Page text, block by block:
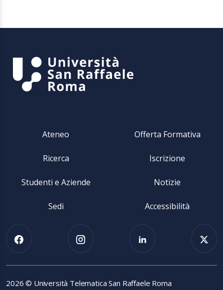
Ateneo Offerta Formativa
Ricerca Iscrizione
Studenti e Aziende Notizie
Sedi Accessibilità
2026 © Università Telematica San Raffaele Roma